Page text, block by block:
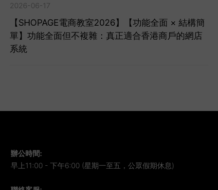
2026-06-17
【SHOPAGE電商教室2026】【功能全面 × 結構簡
單】功能全面但不複雜：真正適合香港商戶的網店
系統
辦公時間:
早上11:00 - 下午6:00 (星期一至五，公眾假期休息)